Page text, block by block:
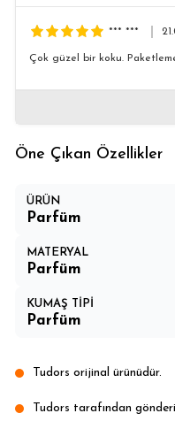
*** ***
Çok güzel bir koku.
Öne Çıkan Özellikler
ÜRÜN
Parfüm
MATERYAL
Parfüm
KUMAŞ TİPİ
Parfüm
Tudors orijinal ürünüdür.
Tudors tarafından